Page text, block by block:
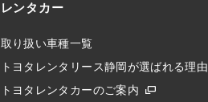
レンタカー
取り扱い車種一覧
トヨタレンタリース静岡が選ばれる理由
トヨタレンタカーのご案内